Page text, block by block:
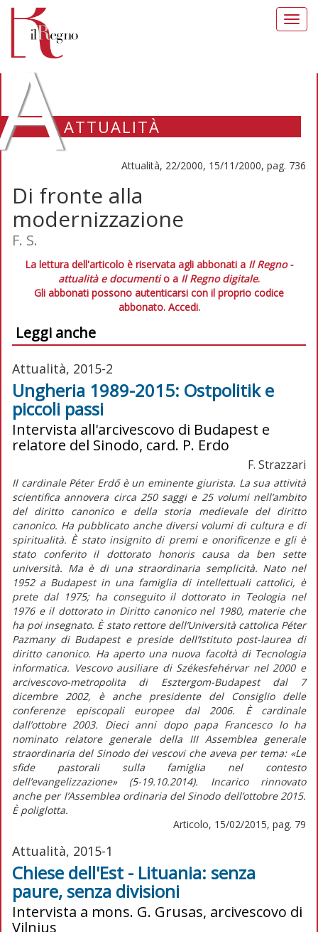
ATTUALITÀ
Attualità, 22/2000, 15/11/2000, pag. 736
Di fronte alla
modernizzazione
F. S.
La lettura dell'articolo è riservata agli abbonati a Il Regno -
attualità e documentio a Il Regno digitale.
Gli abbonati possono autenticarsi con il proprio codice
abbonato. Accedi.
Leggi anche
Attualità, 2015-2
Ungheria 1989-2015: Ostpolitik e
piccoli passi
Intervista all'arcivescovo di Budapest e
relatore del Sinodo, card. P. Erdo
F. Strazzari
Il cardinale Péter Erdő è un eminente giurista. La sua attività
scientifica annovera circa 250 saggi e 25 volumi nell’ambito
del diritto canonico e della storia medievale del diritto
canonico. Ha pubblicato anche diversi volumi di cultura e di
spiritualità. È stato insignito di premi e onorificenze e gli è
stato conferito il dottorato honoris causa da ben sette
università. Ma è di una straordinaria semplicità. Nato nel
1952 a Budapest in una famiglia di intellettuali cattolici, è
prete dal 1975; ha conseguito il dottorato in Teologia nel
1976 e il dottorato in Diritto canonico nel 1980, materie che
ha poi insegnato. È stato rettore dell’Università cattolica Péter
Pazmany di Budapest e preside dell’Istituto post-laurea di
diritto canonico. Ha aperto una nuova facoltà di Tecnologia
informatica. Vescovo ausiliare di Székesfehérvar nel 2000 e
arcivescovo-metropolita di Esztergom-Budapest dal 7
dicembre 2002, è anche presidente del Consiglio delle
conferenze episcopali europee dal 2006. È cardinale
dall’ottobre 2003. Dieci anni dopo papa Francesco lo ha
nominato relatore generale della III Assemblea generale
straordinaria del Sinodo dei vescovi che aveva per tema: «Le
sfide pastorali sulla famiglia nel contesto
dell’evangelizzazione» (5-19.10.2014). Incarico rinnovato
anche per l’Assemblea ordinaria del Sinodo dell’ottobre 2015.
È poliglotta.
Articolo, 15/02/2015, pag. 79
Attualità, 2015-1
Chiese dell'Est - Lituania: senza
paure, senza divisioni
Intervista a mons. G. Grusas, arcivescovo di
Vilnius